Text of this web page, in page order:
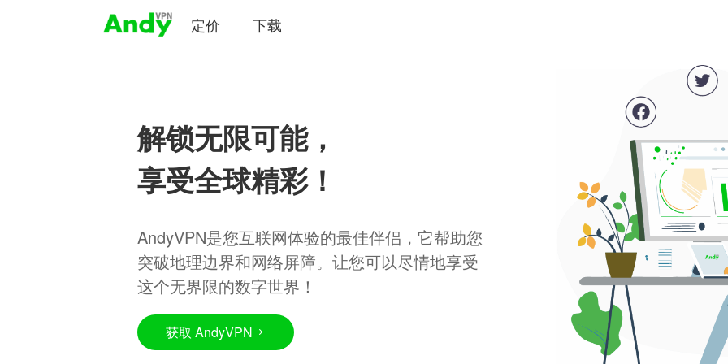
定价 下载
解锁无限可能，
享受全球精彩！
AndyVPN是您互联网体验的最佳伴侣，它帮助您
突破地理边界和网络屏障。让您可以尽情地享受
这个无界限的数字世界！
获取 AndyVPN